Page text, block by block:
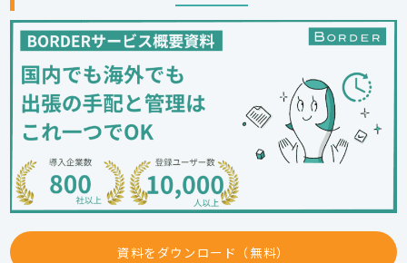
資料をダウンロード（無料）